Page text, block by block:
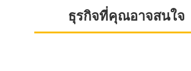
ธุรกิจที่คุณอาจสนใจ